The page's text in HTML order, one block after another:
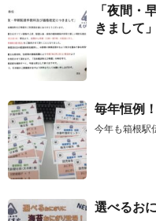
「夜間・
きまして」
毎年恒例
今年も箱根駅
選べるお